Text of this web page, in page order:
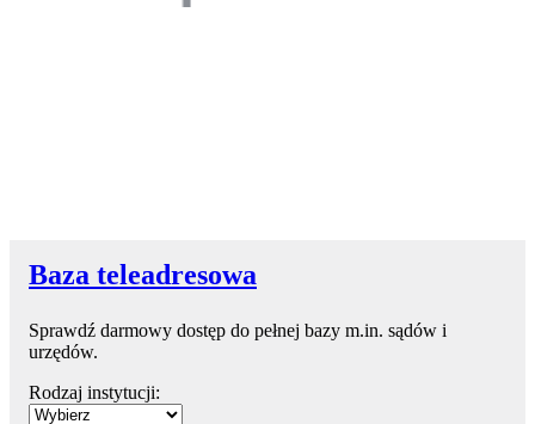
Baza teleadresowa
Sprawdź darmowy dostęp do pełnej bazy m.in. sądów i
urzędów.
Rodzaj instytucji: